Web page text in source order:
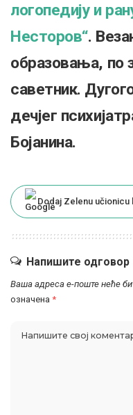
логопедију и
Несторов“.
образовања, по
саветник.
дечјег
Бојанина.
Dodaj Zelenu
Напишите одговор
Ваша адреса е-поште неће
означена *